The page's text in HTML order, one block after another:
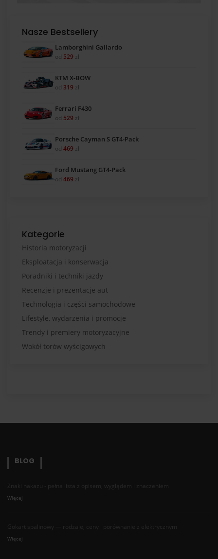
Nasze Bestsellery
Lamborghini Gallardo
od 529 zł
KTM X-BOW
od 319 zł
Ferrari F430
od 529 zł
Porsche Cayman S GT4-Pack
od 469 zł
Ford Mustang GT4-Pack
od 469 zł
Kategorie
Historia motoryzacji
Eksploatacja i konserwacja
Poradniki i techniki jazdy
Recenzje i prezentacje aut
Technologia i części samochodowe
Lifestyle, wydarzenia i promocje
Trendy i premiery motoryzacyjne
Wokół torów wyścigowych
BLOG
Znaki nakazu - pełna lista z opisem, wyglądem i znaczeniem
Więcej
Gokart spalinowy — rodzaje, ceny i porównanie z elektrycznym
Więcej